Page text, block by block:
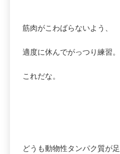
筋肉がこわばらないよう、
適度に休んでがっつり練習。
これだな。
どうも動物性タンパク質が